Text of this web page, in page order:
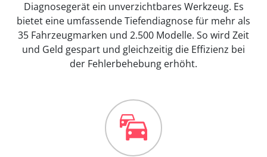
Diagnosegerät ein unverzichtbares Werkzeug. Es
bietet eine umfassende Tiefendiagnose für mehr als
35 Fahrzeugmarken und 2.500 Modelle. So wird Zeit
und Geld gespart und gleichzeitig die Effizienz bei
der Fehlerbehebung erhöht.